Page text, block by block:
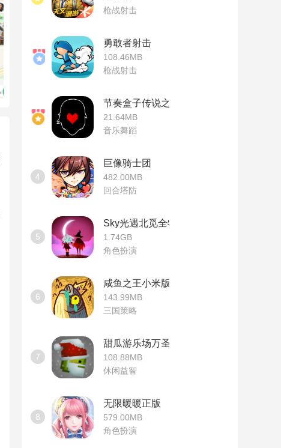
枪战射击
勇敢者射击
108.46MB
枪战射击
节奏盒子传说之下模组
21.64MB
音乐舞蹈
4
巨像骑士团
482.00MB
回合塔防
5
Sky光遇北觅全物品版
1.74GB
角色扮演
6
咸鱼之王小米版
143.99MB
三国策略
7
甜瓜游乐场万圣节版本
108.88MB
休闲益智
8
无限暖暖正版
579.00MB
角色扮演